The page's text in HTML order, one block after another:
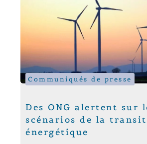
Communiqués de presse
Des ONG alertent sur
scénarios de la
énergétique